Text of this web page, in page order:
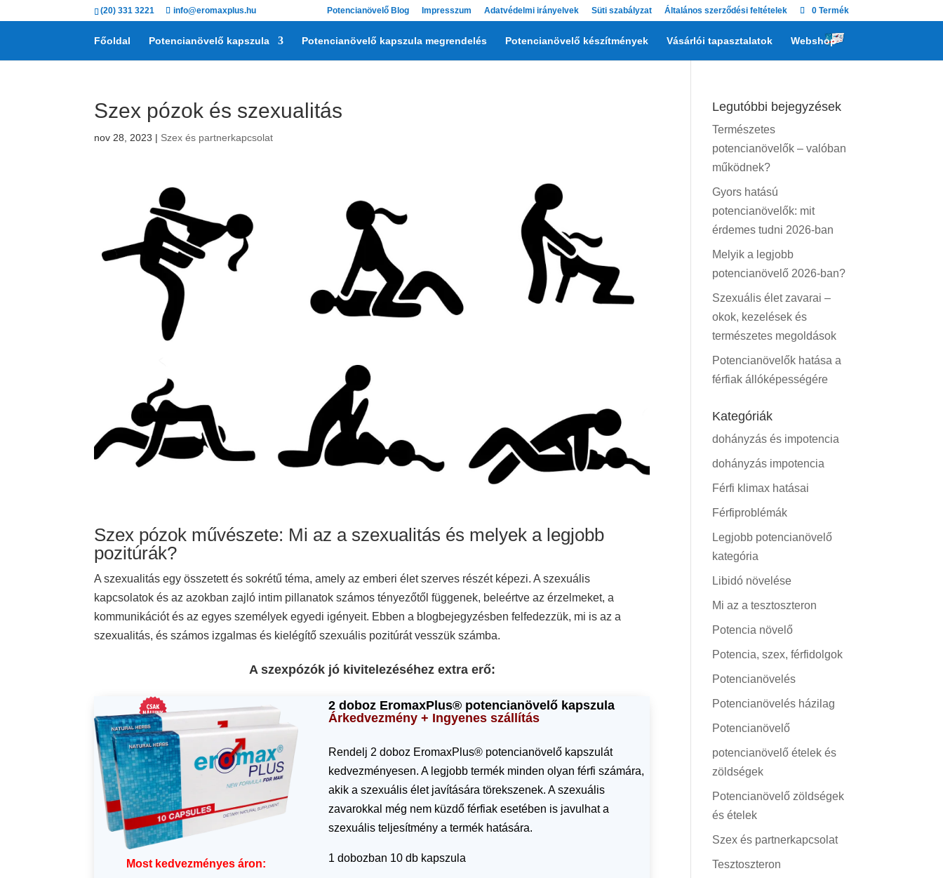
(20) 331 3221 info@eromaxplus.hu Potencianövelő Blog Impresszum Adatvédelmi irányelvek Süti szabályzat Általános szerződési feltételek 0 Termék
Főoldal Potencianövelő kapszula Potencianövelő kapszula megrendelés Potencianövelő készítmények Vásárlói tapasztalatok Webshop
Szex pózok és szexualitás
nov 28, 2023 | Szex és partnerkapcsolat
Szex pózok művészete: Mi az a szexualitás és melyek a legjobb
pozitúrák?
A szexualitás egy összetett és sokrétű téma, amely az emberi élet szerves részét képezi. A szexuális
kapcsolatok és az azokban zajló intim pillanatok számos tényezőtől függenek, beleértve az érzelmeket, a
kommunikációt és az egyes személyek egyedi igényeit. Ebben a blogbejegyzésben felfedezzük, mi is az a
szexualitás, és számos izgalmas és kielégítő szexuális pozitúrát vesszük számba.
A szexpózók jó kivitelezéséhez extra erő:
Most kedvezményes áron:
2 doboz EromaxPlus® potencianövelő kapszula
Árkedvezmény + Ingyenes szállítás
Rendelj 2 doboz EromaxPlus® potencianövelő kapszulát
kedvezményesen. A legjobb termék minden olyan férfi számára,
akik a szexuális élet javítására törekszenek. A szexuális
zavarokkal még nem küzdő férfiak esetében is javulhat a
szexuális teljesítmény a termék hatására.
1 dobozban 10 db kapszula
Legutóbbi bejegyzések
Természetes
potencianövelők – valóban
működnek?
Gyors hatású
potencianövelők: mit
érdemes tudni 2026-ban
Melyik a legjobb
potencianövelő 2026-ban?
Szexuális élet zavarai –
okok, kezelések és
természetes megoldások
Potencianövelők hatása a
férfiak állóképességére
Kategóriák
dohányzás és impotencia
dohányzás impotencia
Férfi klimax hatásai
Férfiproblémák
Legjobb potencianövelő
kategória
Libidó növelése
Mi az a tesztoszteron
Potencia növelő
Potencia, szex, férfidolgok
Potencianövelés
Potencianövelés házilag
Potencianövelő
potencianövelő ételek és
zöldségek
Potencianövelő zöldségek
és ételek
Szex és partnerkapcsolat
Tesztoszteron